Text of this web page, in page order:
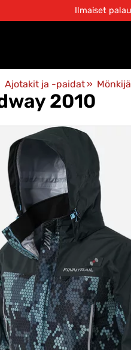
Ilmaiset
Ajotakit ja -paidat ‪»
2010